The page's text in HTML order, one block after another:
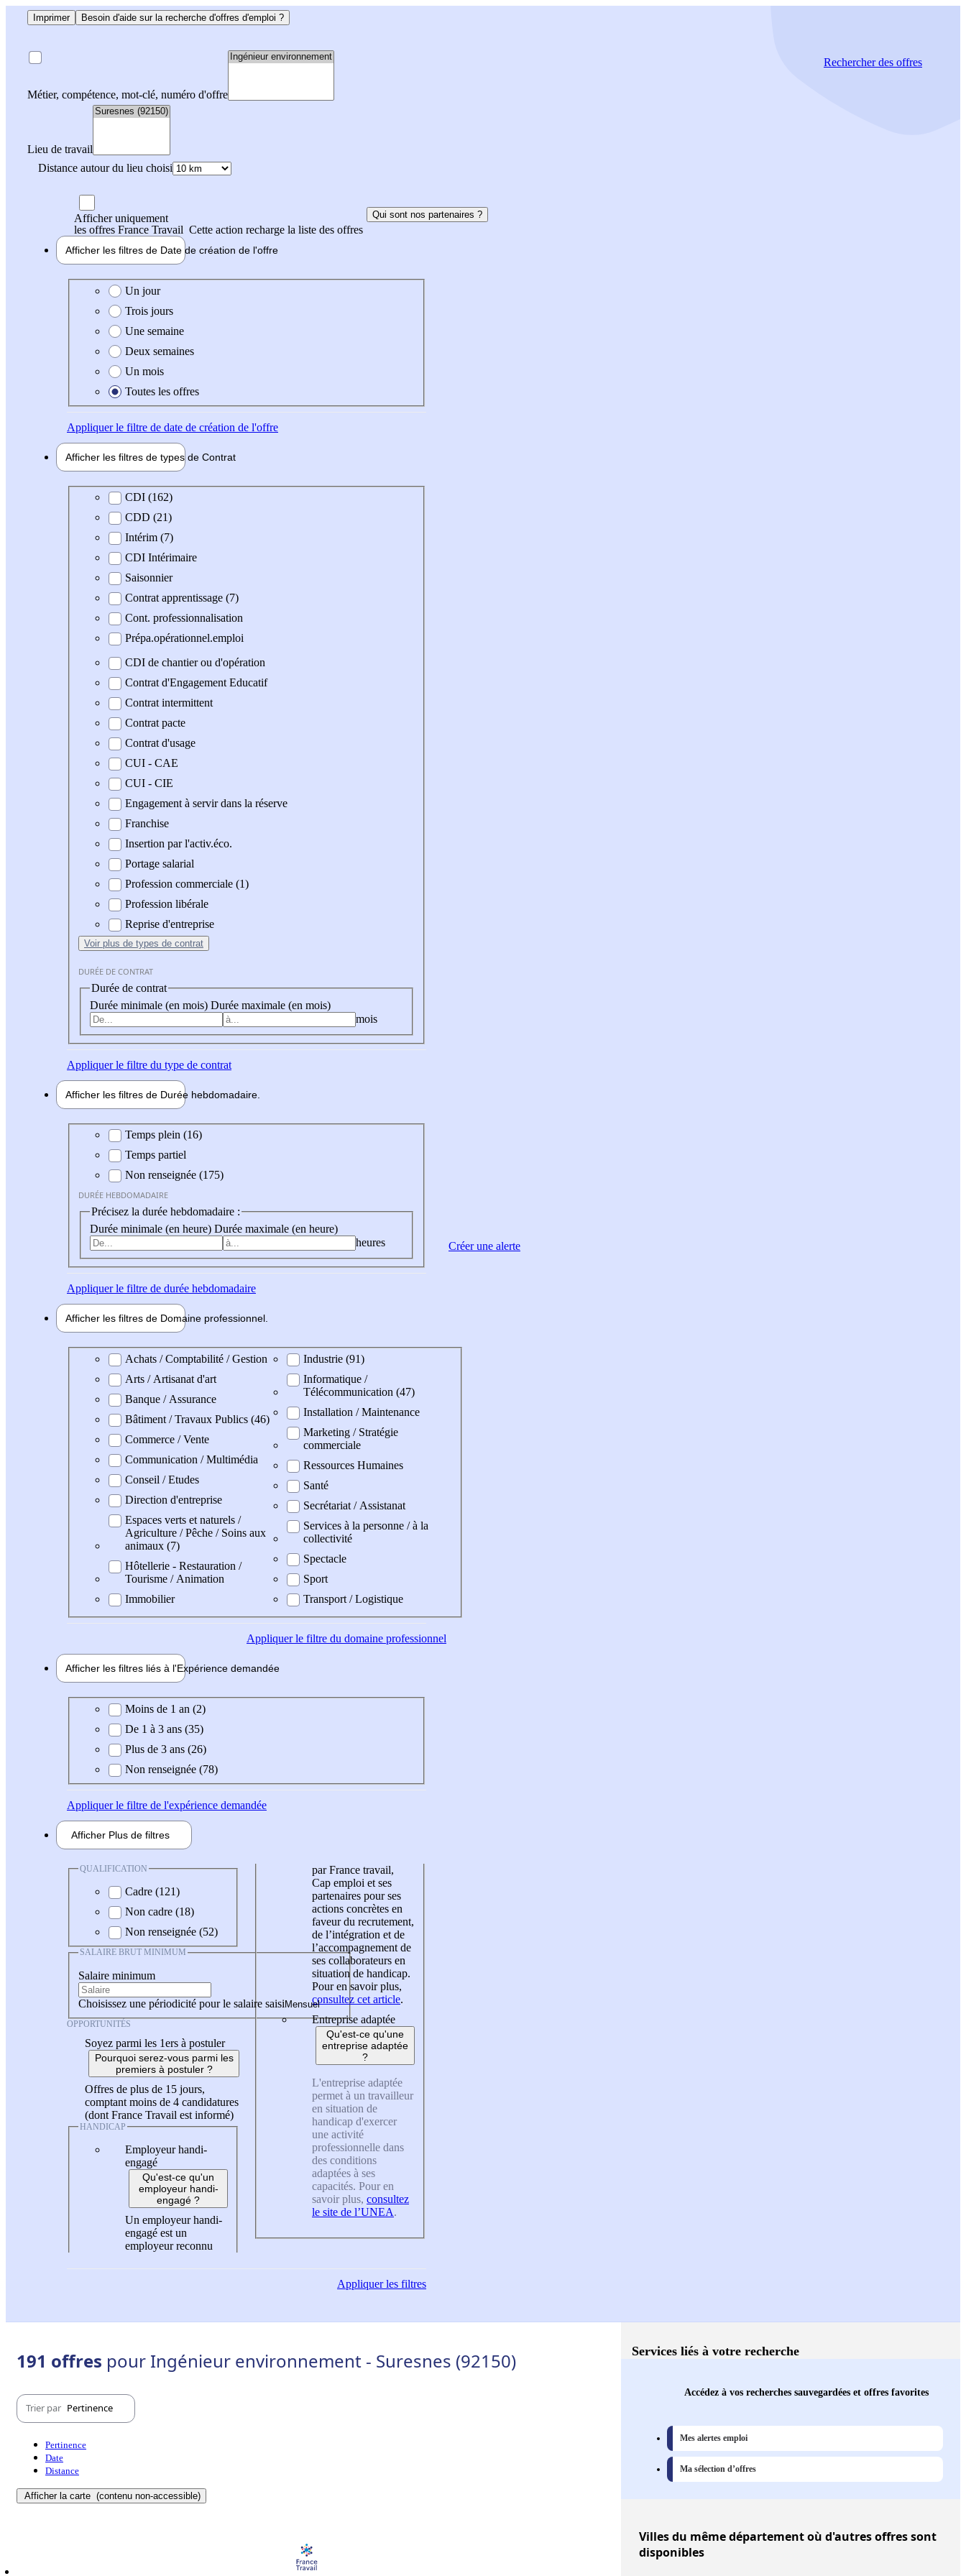
Imprimer Besoin d'aide sur la recherche d'offres d'emploi ?
Métier, compétence, mot-clé, numéro d'offre
Lieu de travail
Distance autour du lieu choisi
Rechercherdes offres
Afficher uniquement
les offres France Travail Cette action recharge la liste des offres
Qui sont nos partenaires ?
Afficher les filtres de Date de création de l'offre
Date de création de l'offre
Un jour
Trois jours
Une semaine
Deux semaines
Un mois
Toutes les offres
Appliquerle filtre de date de création de l'offre
Afficher les filtres de types de Contrat
Type de contratCDI (162)
CDD (21)
Intérim (7)
CDI Intérimaire
Saisonnier
Contrat apprentissage (7)
Cont. professionnalisation
Prépa.opérationnel.emploi
CDI de chantier ou d'opération
Contrat d'Engagement Educatif
Contrat intermittent
Contrat pacte
Contrat d'usage
CUI - CAE
CUI - CIE
Engagement à servir dans la réserve
Franchise
Insertion par l'activ.éco.
Portage salarial
Profession commerciale (1)
Profession libérale
Reprise d'entreprise
Voir plus de types de contrat
DURÉE DE CONTRAT
Durée de contrat
Durée minimale (en mois) Durée maximale (en mois)
mois
Appliquerle filtre du type de contrat
Afficher les filtres de Durée hebdomadaire
Durée hebdomadaire
Temps plein (16)
Temps partiel
Non renseignée (175)
DURÉE HEBDOMADAIRE
Précisez la durée hebdomadaire :
Durée minimale (en heure) Durée maximale (en heure)
heures
Appliquerle filtre de durée hebdomadaire
Afficher les filtres de Domaine professionnel
Domaine professionel
Achats / Comptabilité / Gestion
Arts / Artisanat d'art
Banque / Assurance
Bâtiment / Travaux Publics (46)
Commerce / Vente
Communication / Multimédia
Conseil / Etudes
Direction d'entreprise
Espaces verts et naturels /
Agriculture / Pêche / Soins aux
animaux (7)
Hôtellerie - Restauration /
Tourisme / Animation
Immobilier
Industrie (91)
Informatique /
Télécommunication (47)
Installation / Maintenance
Marketing / Stratégie
commerciale
Ressources Humaines
Santé
Secrétariat / Assistanat
Services à la personne / à la
collectivité
Spectacle
Sport
Transport / Logistique
Appliquerle filtre du domaine professionnel
Afficher les filtres liés à l'Expérience demandée
Expérience demandée
Moins de 1 an (2)
De 1 à 3 ans (35)
Plus de 3 ans (26)
Non renseignée (78)
Appliquerle filtre de l'expérience demandée
Afficher Plus de filtres
QUALIFICATION
Cadre (121)
Non cadre (18)
Non renseignée (52)
SALAIRE BRUT MINIMUM
Salaire minimum
Choisissez une périodicité pour le salaire saisi
OPPORTUNITÉS
Soyez parmi les 1ers à postuler
Pourquoi serez-vous parmi les
premiers à postuler ?
Offres de plus de 15 jours,
comptant moins de 4 candidatures
(dont France Travail est informé)
HANDICAP
Employeur handi-
engagé
Qu'est-ce qu'un
employeur handi-
engagé ?
Un employeur handi-
engagé est un
employeur reconnu
par France travail,
Cap emploi et ses
partenaires pour ses
actions concrètes en
faveur du recrutement,
de l’intégration et de
l’accompagnement de
ses collaborateurs en
situation de handicap.
Pour en savoir plus,
consultez cet article.
Entreprise adaptée
Qu'est-ce qu'une
entreprise adaptée
?
L'entreprise adaptée
permet à un travailleur
en situation de
handicap d'exercer
une activité
professionnelle dans
des conditions
adaptées à ses
capacités. Pour en
savoir plus, consultez
le site de l’UNEA.
Appliquerles filtres
Créer une alerte
191 offres pour Ingénieur environnement - Suresnes (92150)
Trier par Pertinence
Pertinence
Date
Distance
Afficher la carte (contenu non-accessible)
Services liés à votre recherche
Accédez à vos recherches sauvegardées et offres favorites
Mes alertes emploi
Ma sélection d’offres
Villesdu même département où d'autres offres sont
disponibles